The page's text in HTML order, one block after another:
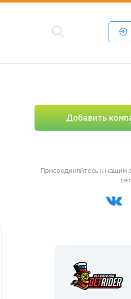
Добавить
Присоединяйтесь к нашим